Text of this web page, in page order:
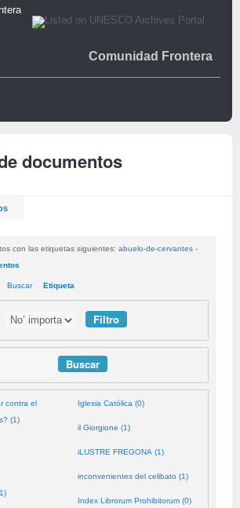
Comunidad Frontera
documentos
con las etiquetas siguientes: abuelo-de-cervantes -
Buscar Etiqueta
contra el
(1)
Iglesia Católica (0)
il Giorgione (1)
iLUSTRE FREGONA (1)
inconvenientes del celibato (1)
Index Librorum Prohibitorum (0)